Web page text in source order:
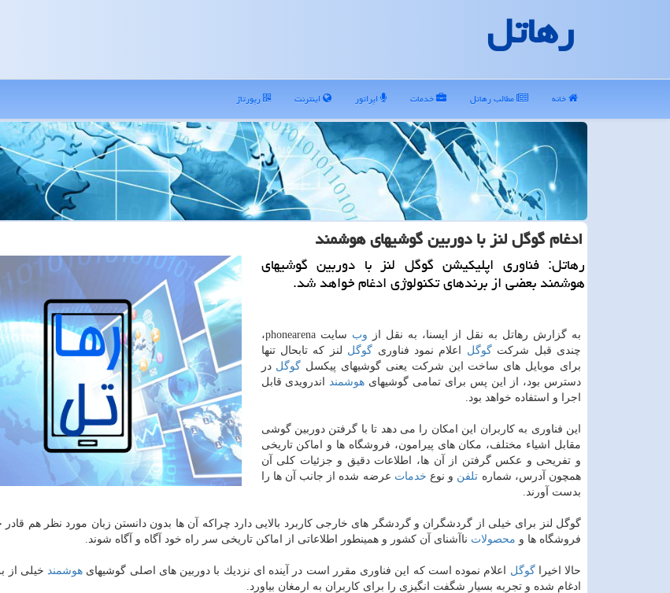
رهاتل
خانه مطالب رهاتل خدمات اپراتور اینترنت رپورتاژ
ادغام گوگل لنز با دوربین گوشیهای هوشمند
رهاتل: فناوری اپلیكیشن گوگل لنز با دوربین گوشیهای
هوشمند بعضی از برندهای تكنولوژی ادغام خواهد شد.
به گزارش رهاتل به نقل از ایسنا، به نقل از وب
سایت phonearena،
چندی قبل شركتگوگل اعلام نمود فناوری گوگل لنز كه تابحال تنها
برای موبایل های ساخت این شركت یعنی گوشیهای پیكسل گوگل در
دسترس بود، از این پس برای تمامی گوشیهای هوشمند
اندرویدی قابل
اجرا و استفاده خواهد بود.
این فناوری به كاربران این امكان را می دهد تا با گرفتن دوربین گوشی
مقابل اشیاء مختلف، مكان های پیرامون، فروشگاه ها و اماكن تاریخی
و تفریحی و عكس گرفتن از آن ها، اطلاعات دقیق و جزئیات كلی آن
همچون آدرس، شماره تلفن و نوع خدمات عرضه شده از جانب آن ها را
بدست آورند.
گوگل لنز برای خیلی از گردشگران و گردشگر های خارجی كاربرد بالایی دارد چراكه آن ها بدون دانستن زبان مورد نظر هم قادر
فروشگاه ها و محصولات ناآشنای آن كشور و همینطور اطلاعاتی از اماكن تاریخی سر راه خود آگاه و آگاه شوند.
حالا اخیراگوگل اعلام نموده است كه این فناوری مقرر است در آینده ای نزدیك با دوربین های اصلی گوشیهای هوشمند خیلی از
ادغام شده و تجربه بسیار شگفت انگیزی را برای كاربران به ارمغان بیاورد.